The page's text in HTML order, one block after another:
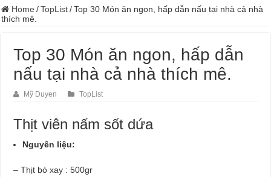
Home / TopList / Top 30 Món ăn ngon, hấp dẫn nấu tại nhà cả nhà
thích mê.
Top 30 Món ăn ngon, hấp dẫn
nấu tại nhà cả nhà thích mê.
Mỹ Duyen TopList
Thịt viên nấm sốt dứa
Nguyên liệu:
– Thịt bò xay : 500gr